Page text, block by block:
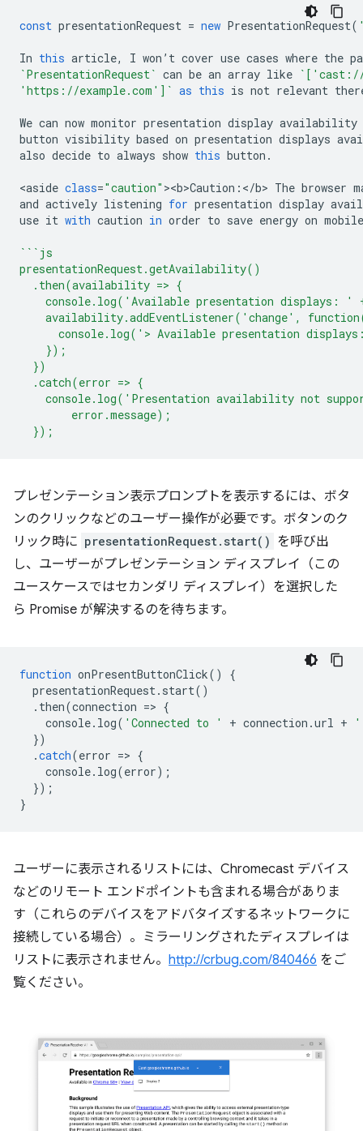
const presentationRequest = new PresentationRequest(
In this article, I won ’ t cover use cases where the
`PresentationRequest` can be an array like
'https://example.com']` as this is not relevant
We can now monitor presentation display availability
button visibility based on presentation displays
also decide to always show this button .
<aside class="caution" ><b>Caution : </b> The browser
and actively listening for presentation display
use it with caution in order to save energy on mobile
```js
presentationRequest.getAvailability()
  .then(availability => {
console.log('Available presentation displays: '
availability.addEventListener('change',
console.log('> Available presentation
    });
  })
  .catch(error => {
console.log('Presentation availability not
        error.message);
  });
プレゼンテーション表示プロンプトを表示するには、ボタ
ンのクリックなどのユーザー操作が必要です。ボタンのク
リック時に presentationRequest.start() を呼び出
し、ユーザーがプレゼンテーション ディスプレイ（この
ユースケースではセカンダリ ディスプレイ）を選択した
ら Promise が解決するのを待ちます。
function onPresentButtonClick()
{
presentationRequest. start()
. then(connection => {
console. log( 'Connected to ' + connection .url +
})
.catch(error => {
console. log(error);
});
}
ユーザーに表示されるリストには、Chromecast デバイス
などのリモート エンドポイントも含まれる場合がありま
す（これらのデバイスをアドバタイズするネットワークに
接続している場合）。ミラーリングされたディスプレイは
リストに表示されません。 http://crbug.com/840466 をご
覧ください。